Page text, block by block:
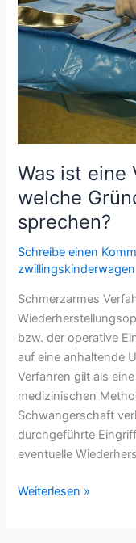
Was ist eine
welche
sprechen?
Schreibe einen
zwillingskinderwagen
Schmerzarmes
bzw. der operative
auf eine anhaltende
Verfahren gilt als
medizinischen
Schwangerschaft
durchgeführte
eventuelle
Was
Weiterlesen »